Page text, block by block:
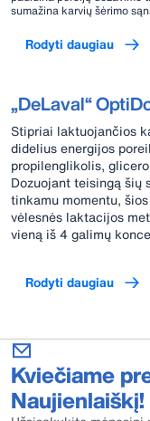
sumažina karvių šėrimo
Rodyti daugiau
„DeLaval“
Stipriai laktuojančios
didelius energijos
propilenglikolis,
Dozuojant teisingą šių
tinkamu momentu,
vėlesnės laktacijos
vieną iš 4 galimų
Rodyti daugiau
Kviečiame
Naujienlaiškį!